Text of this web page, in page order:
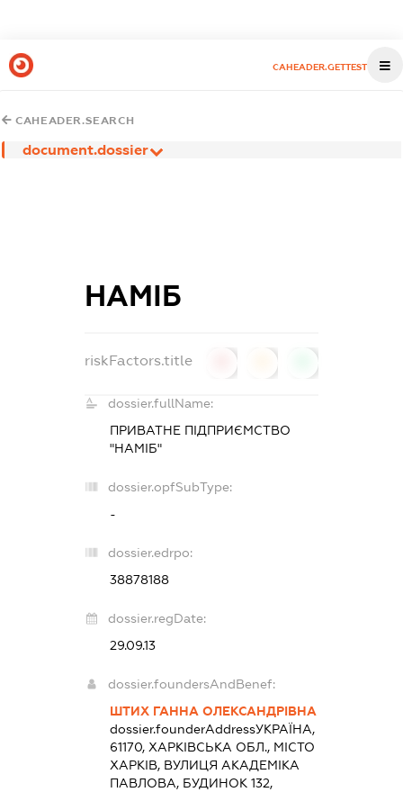
CAHEADER.GETTEST
CAHEADER.SEARCH
document.dossier
НАМІБ
riskFactors.title
dossier.fullName:
ПРИВАТНЕ ПІДПРИЄМСТВО
"НАМІБ"
dossier.opfSubType:
-
dossier.edrpo:
38878188
dossier.regDate:
29.09.13
dossier.foundersAndBenef:
ШТИХ ГАННА ОЛЕКСАНДРІВНА
dossier.founderAddressУКРАЇНА,
61170, ХАРКІВСЬКА ОБЛ., МІСТО
ХАРКІВ, ВУЛИЦЯ АКАДЕМІКА
ПАВЛОВА, БУДИНОК 132,